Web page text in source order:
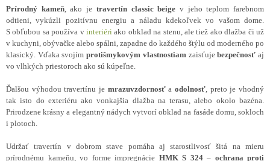
Prírodný kameň, ako je travertín classic beige v jeho teplom farebnom
odtieni, vykúzli pozitívnu energiu a náladu kdekoľvek vo vašom dome.
S obľubou sa používa v interiériako obklad na stenu, ale tiež ako dlažba či už
v kuchyni, obývačke alebo spálni, zapadne do každého štýlu od moderného po
klasický. Vďaka svojímprotišmykovým vlastnostiamzaisťujebezpečnosť aj
vo vlhkých priestoroch ako sú kúpeľne.
Ďalšou výhodou travertínu je mrazuvzdornosťaodolnosť, preto je vhodný
tak isto do exteriéru ako vonkajšia dlažba na terasu, alebo okolo bazéna.
Prirodzene krásny a elegantný nádych vytvorí obklad na fasáde domu, sokloch
i plotoch.
Udržať travertín v dobrom stave pomáha aj starostlivosť šitá na mieru
prírodnému kameňu, vo forme impregnácie HMK S 324 – ochrana proti